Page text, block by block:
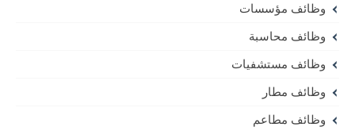
وظائف مؤسسات
وظائف محاسبة
وظائف مستشفيات
وظائف مطار
وظائف مطاعم